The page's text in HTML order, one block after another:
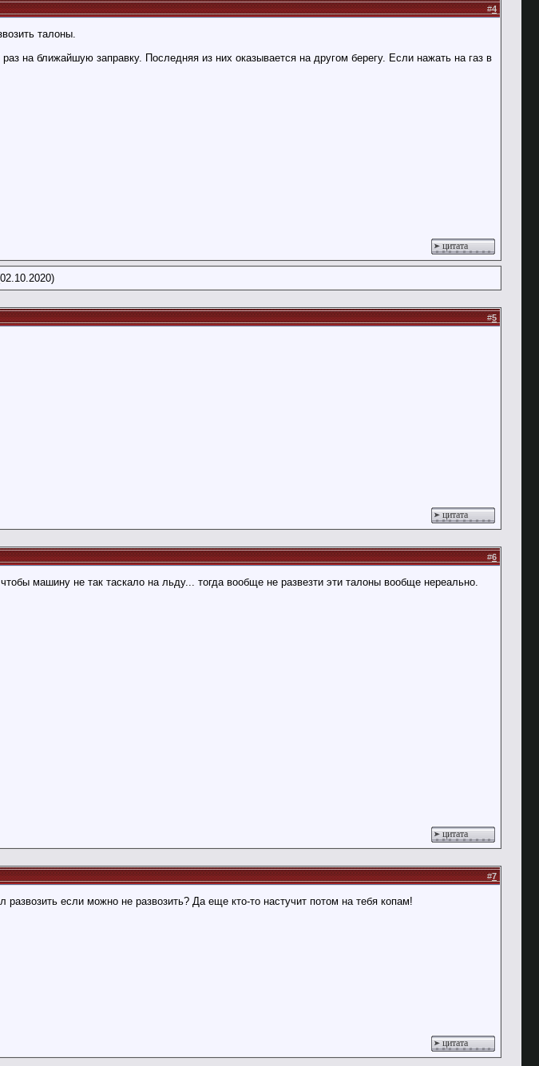
#4
талоны.
на ближайшую заправку. Последняя из них оказывается на другом берегу. Если нажать на газ в
цитата
#5
цитата
#6
машину не так таскало на льду... тогда вообще не развезти эти талоны вообще нереально.
цитата
#7
если можно не развозить? Да еще кто-то настучит потом на тебя копам!
цитата